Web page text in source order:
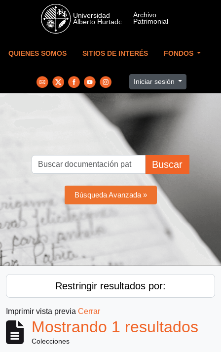
Skip to main content
QUIENES SOMOS SITIOS DE INTERÉS FONDOS
Iniciar sesión
Buscar
Búsqueda Avanzada »
Restringir resultados por:
Imprimir vista previa Cerrar
Mostrando 1 resultados
Colecciones